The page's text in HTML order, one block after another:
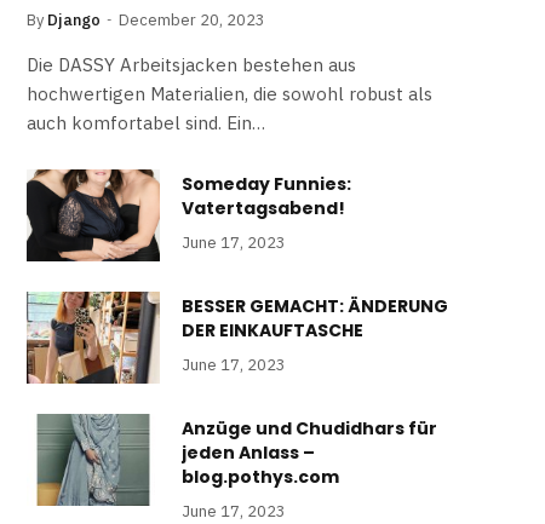
By Django December 20, 2023
Die DASSY Arbeitsjacken bestehen aus
hochwertigen Materialien, die sowohl robust als
auch komfortabel sind. Ein…
Someday Funnies:
Vatertagsabend!
June 17, 2023
BESSER GEMACHT: ÄNDERUNG
DER EINKAUFTASCHE
June 17, 2023
Anzüge und Chudidhars für
jeden Anlass –
blog.pothys.com
June 17, 2023